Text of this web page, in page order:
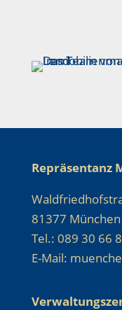
Repräsentanz
81377 München
Tel.: 089 30 66
E-Mail: